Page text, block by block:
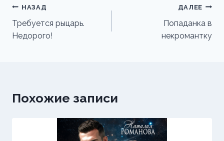
Навигация
по
записям
НАЗАД
Требуется рыцарь.
Недорого!
ДАЛЕЕ
Попаданка в
некромантку
Похожие записи